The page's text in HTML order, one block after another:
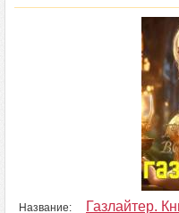
Название: Газлайтер.